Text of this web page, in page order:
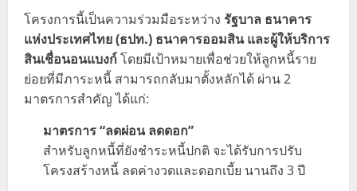
โครงการนี้เป็นความร่วมมือระหว่าง รัฐบาล ธนาคาร
แห่งประเทศไทย (ธปท.) ธนาคารออมสิน และผู้ให้บริการ
สินเชื่อนอนแบงก์โดยมีเป้าหมายเพื่อช่วยให้ลูกหนี้ราย
ย่อยที่มีภาระหนี้ สามารถกลับมาตั้งหลักได้ ผ่าน 2
มาตรการสำคัญ ได้แก่:
มาตรการ “ลดผ่อน ลดดอก”
สำหรับลูกหนี้ที่ยังชำระหนี้ปกติ จะได้รับการปรับ
โครงสร้างหนี้ ลดค่างวดและดอกเบี้ย นานถึง 3 ปี